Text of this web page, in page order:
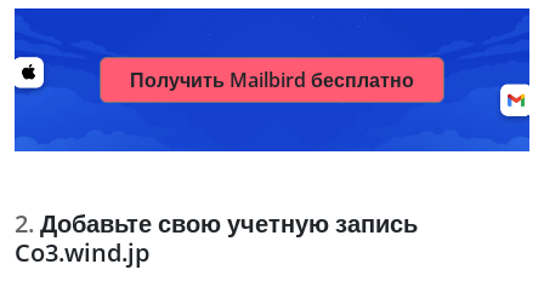
Получить Mailbird бесплатно
Добавьте свою учетную запись
Co3.wind.jp